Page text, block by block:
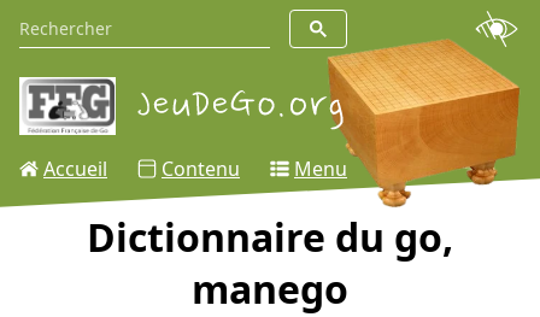
Accueil Contenu Menu
Dictionnaire du go,
manego